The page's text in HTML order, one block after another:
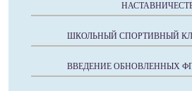
ШКОЛЬНЫЙ СПОРТИВНЫЙ
ВВЕДЕНИЕ ОБНОВЛЕННЫХ